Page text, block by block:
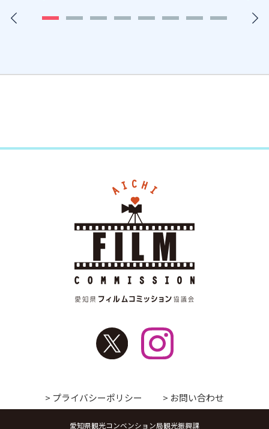
> プライバシーポリシー > お問い合わせ
愛知県観光コンベンション局観光振興課